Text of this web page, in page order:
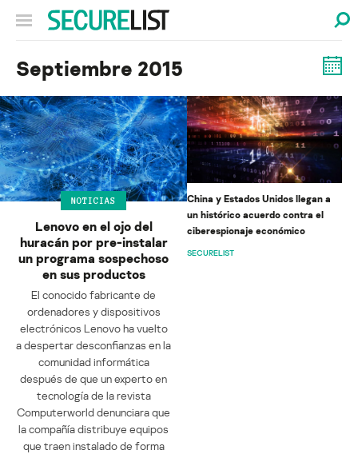
Septiembre 2015
NOTICIAS
Lenovo en el ojo del
huracán por pre-instalar
un programa sospechoso
en sus productos
El conocido fabricante de
ordenadores y dispositivos
electrónicos Lenovo ha vuelto
a despertar desconfianzas en la
comunidad informática
después de que un experto en
tecnología de la revista
Computerworld denunciara que
la compañía distribuye equipos
que traen instalado de forma
China y Estados Unidos llegan a
un histórico acuerdo contra el
ciberespionaje económico
SECURELIST